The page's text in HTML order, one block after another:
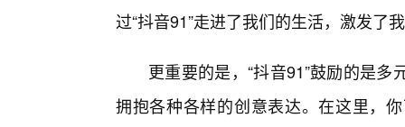
过“抖音91”走进了我们的生活，激发了
更重要的是，“抖音91”鼓励的是
拥抱各种各样的创意表达。在这里，